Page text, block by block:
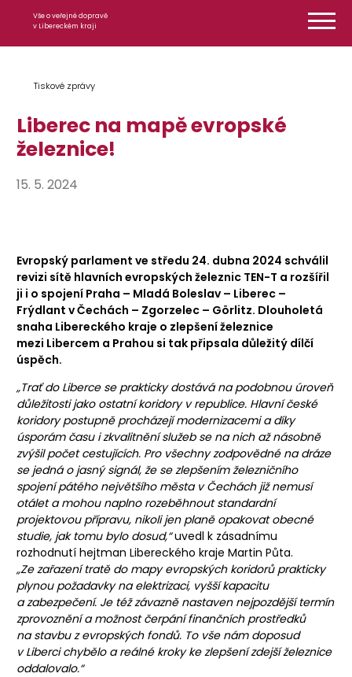
Vše o veřejné dopravě
v Libereckém kraji
Tiskové zprávy
Liberec na mapě evropské
železnice!
15. 5. 2024
Evropský parlament ve středu 24. dubna 2024 schválil
revizi sítě hlavních evropských železnic TEN-T a rozšířil
ji i o spojení Praha – Mladá Boleslav – Liberec –
Frýdlant v Čechách – Zgorzelec – Görlitz. Dlouholetá
snaha Libereckého kraje o zlepšení železnice
mezi Libercem a Prahou si tak připsala důležitý dílčí
úspěch.
„Trať do Liberce se prakticky dostává na podobnou úroveň
důležitosti jako ostatní koridory v republice. Hlavní české
koridory postupně procházejí modernizacemi a díky
úsporám času i zkvalitnění služeb se na nich až násobně
zvýšil počet cestujících. Pro všechny zodpovědné na dráze
se jedná o jasný signál, že se zlepšením železničního
spojení pátého největšího města v Čechách již nemusí
otálet a mohou naplno rozeběhnout standardní
projektovou přípravu, nikoli jen planě opakovat obecné
studie, jak tomu bylo dosud,“uvedl k zásadnímu
rozhodnutí hejtman Libereckého kraje Martin Půta.
„Ze zařazení tratě do mapy evropských koridorů prakticky
plynou požadavky na elektrizaci, vyšší kapacitu
a zabezpečení. Je též závazně nastaven nejpozdější termín
zprovoznění a možnost čerpání finančních prostředků
na stavbu z evropských fondů. To vše nám doposud
v Liberci chybělo a reálné kroky ke zlepšení zdejší železnice
oddalovalo.“